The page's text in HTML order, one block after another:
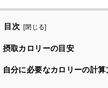
目次 [閉じる]
摂取カロリーの目安
自分に必要なカロリーの計算